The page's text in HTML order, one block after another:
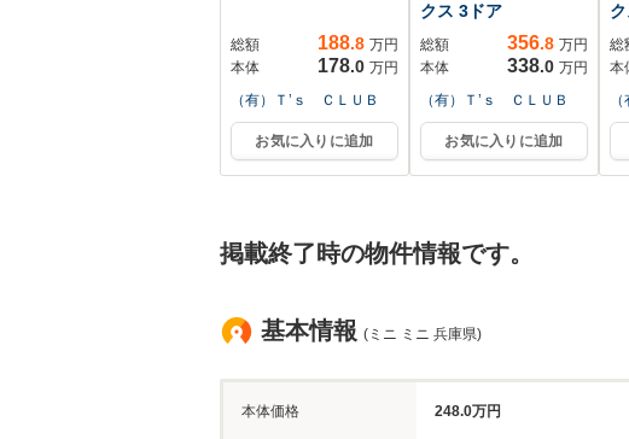
総額 188.8 万円
本体
178.0 万円
（有）Ｔ’ｓ ＣＬＵＢ
お気に入りに追加
クス 3ドア
総額 356.8 万円
本体
338.0 万円
（有）Ｔ’ｓ ＣＬＵＢ
お気に入りに追加
総
本
掲載終了時の物件情報です。
基本情報 (ミニ ミニ 兵庫県)
本体価格 248.0万円